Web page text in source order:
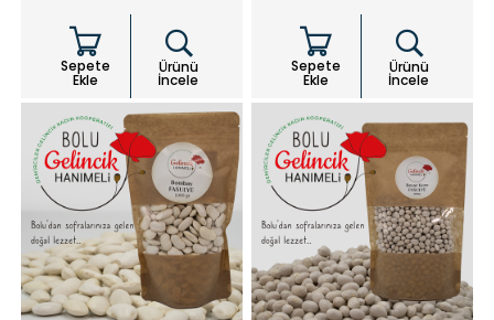
Sepete
Ekle
Ürünü
İncele
Sepete
Ekle
Ürünü
İncele